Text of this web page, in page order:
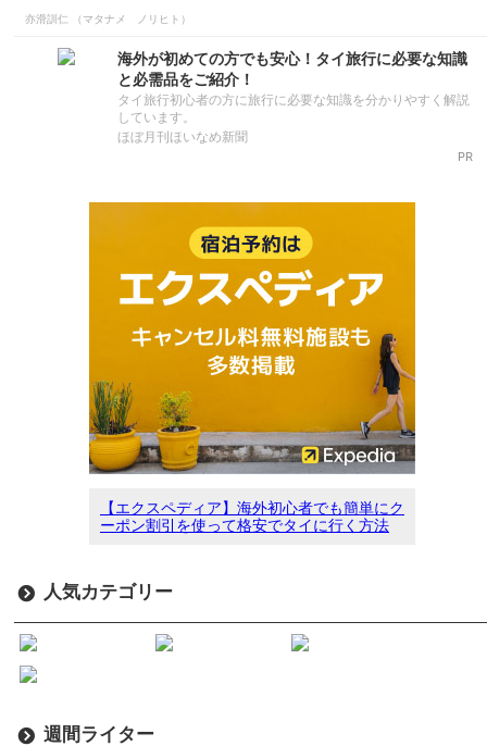
亦滑訓仁 （マタナメ ノリヒト）
海外が初めての方でも安心！タイ旅行に必要な知識
と必需品をご紹介！
タイ旅行初心者の方に旅行に必要な知識を分かりやすく解説
しています。
ほぼ月刊ほいなめ新聞
PR
【エクスペディア】海外初心者でも簡単にク
ーポン割引を使って格安でタイに行く方法
人気カテゴリー
週間ライター